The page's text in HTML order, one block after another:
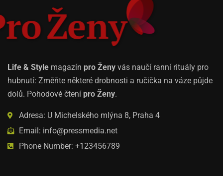
Life & Style magazín pro Ženy vás naučí ranní rituály pro
hubnutí: Změňte některé drobnosti a ručička na váze půjde
dolů. Pohodové čtení pro Ženy.
Adresa: U Michelského mlýna 8, Praha 4
Email: info@pressmedia.net
Phone Number: +123456789